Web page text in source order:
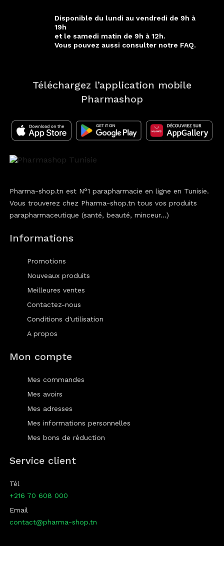
Disponible du lundi au vendredi de 9h à
19h
et le samedi matin de 9h à 12h.
Vous pouvez aussi consulter notre FAQ.
Téléchargez l’application mobile
Pharmashop
Pharma-shop.tn est N°1 parapharmacie en ligne en Tunisie.
Vous trouverez chez Pharma-shop.tn tous vos produits
parapharmaceutique (santé, beauté, minceur...)
Informations
Promotions
Nouveaux produits
Meilleures ventes
Contactez-nous
Conditions d'utilisation
A propos
Mon compte
Mes commandes
Mes avoirs
Mes adresses
Mes informations personnelles
Mes bons de réduction
Service client
Tél
+216 70 608 000
Email
contact@pharma-shop.tn